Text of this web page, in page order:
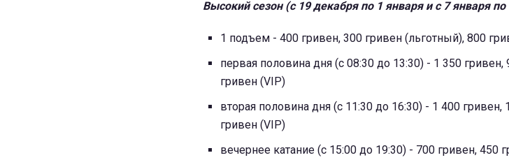
Высокий сезон (с 19 декабря по 1 января и с 7 января
1 подъем - 400 гривен, 300 гривен (льготный), 800
первая половина дня (с 08:30 до 13:30) - 1 350
гривен (VIP)
вторая половина дня (с 11:30 до 16:30) - 1 400 гривен,
гривен (VIP)
вечернее катание (с 15:00 до 19:30) - 700 гривен, 450